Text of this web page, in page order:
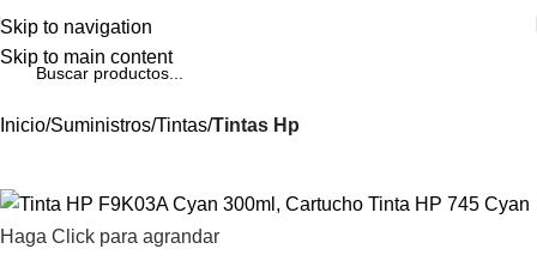
Skip to navigation
Skip to main content
Inicio Suministros Tintas Tintas Hp
Haga Click para agrandar